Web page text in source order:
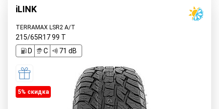
iLINK
TERRAMAX LSR2 A/T
215/65R1799 T
D
C 71 dB
5% cкидка